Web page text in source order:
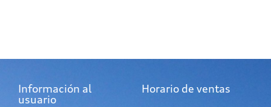
Información al
usuario
Horario de ventas